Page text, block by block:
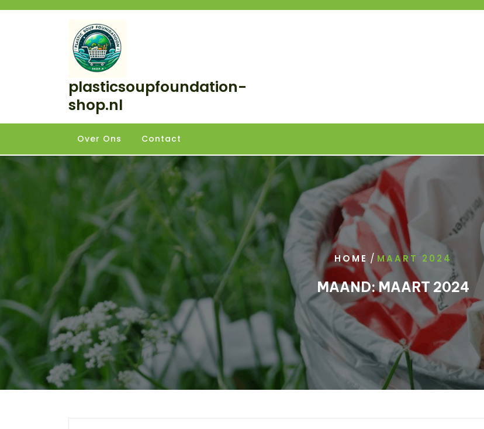
plasticsoupfoundation-
shop.nl
Over Ons Contact
HOME / MAART 2024
MAAND:MAART 2024